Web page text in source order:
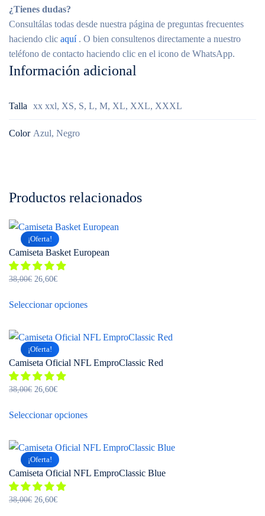
¿Tienes dudas?
Consultálas todas desde nuestra página de preguntas frecuentes
haciendo clic aquí. O bien consultenos directamente a nuestro
teléfono de contacto haciendo clic en el icono de WhatsApp.
Información adicional
Talla xx xxl, XS, S, L, M, XL, XXL, XXXL
Color Azul, Negro
Productos relacionados
¡Oferta!
Camiseta Basket European
38,00€ El
original
26,60€El
actual
Seleccionar opcionesproducto
múltiples
Las
página
¡Oferta!
Camiseta Oficial NFL EmproClassic Red
38,00€ El
original
26,60€El
actual
Seleccionar opcionesproducto
múltiples
Las
¡Oferta!
Camiseta Oficial NFL EmproClassic Blue
38,00€ El
26,60€El